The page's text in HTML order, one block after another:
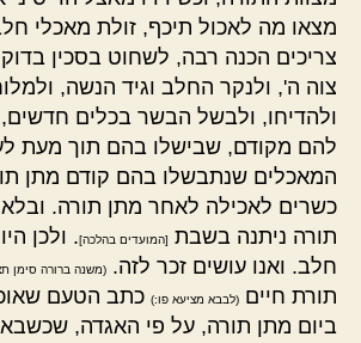
מצאו מה לאכול תיכף, זולת מאכלי
צריכים הכנה רבה, לשחוט בסכין
צוה ה', ולנקר החלב וגיד הנשה,
ולהדיחו, ולבשל הבשר בכלים חדשים,
להם מקודם, שבישלו בהם תוך מעת
המאכלים שנתבשלו בהם קודם מתן
כשרים לאכילה לאחר מתן תורה.
תורה ניתנה בשבת [המועדים בהלכה]. ולכן
חלב. ואנו עושים זכר לזה. (משנה ברורה סימן
תורת חיים (לבבא מציעא פו:) כתב הטעם
ביום מתן תורה, על פי האגדה,